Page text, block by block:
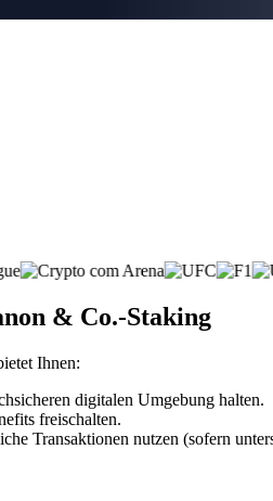
& Co.-Staking
Ihnen:
digitalen Umgebung halten.
freischalten.
Transaktionen nutzen (sofern